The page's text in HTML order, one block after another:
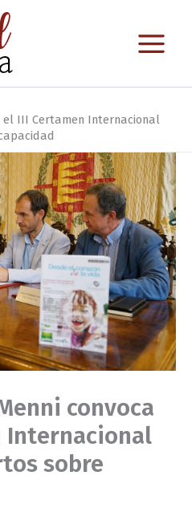
el III Certamen Internacional
convoca
Internacional
sobre